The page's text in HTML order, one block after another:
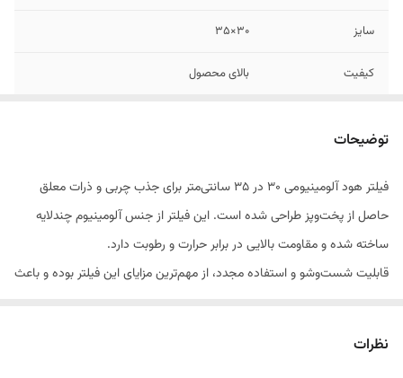
سایز ۳۰×۳۵
‌کیفیت بالای محصول
توضیحات
فیلتر هود آلومینیومی ۳۰ در ۳۵ سانتی‌متر برای جذب چربی و ذرات معلق
حاصل از پخت‌وپز طراحی شده است. این فیلتر از جنس آلومینیوم چندلایه
ساخته شده و مقاومت بالایی در برابر حرارت و رطوبت دارد.
قابلیت شست‌وشو و استفاده مجدد، از مهم‌ترین مزایای این فیلتر بوده و باعث
نظرات